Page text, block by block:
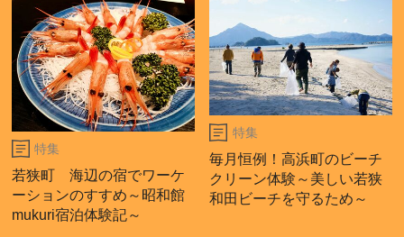
特集
若狭町 海辺の宿でワーケ
ーションのすすめ～昭和館
mukuri宿泊体験記～
特集
毎月恒例！高浜町のビーチ
クリーン体験～美しい若狭
和田ビーチを守るため～